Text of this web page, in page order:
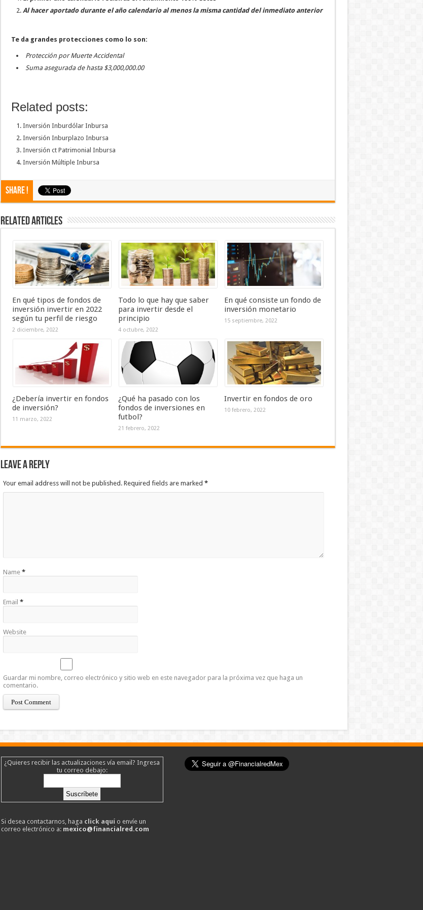
Al hacer aportado durante el año calendario al menos la misma cantidad del inmediato anterior
Te da grandes protecciones como lo son:
Protección por Muerte Accidental
Suma asegurada de hasta $3,000,000.00
Related posts:
Inversión Inburdólar Inbursa
Inversión Inburplazo Inbursa
Inversión ct Patrimonial Inbursa
Inversión Múltiple Inbursa
Share !
Related Articles
En qué tipos de fondos de
inversión invertir en 2022
según tu perfil de riesgo
2 diciembre, 2022
Todo lo que hay que saber
para invertir desde el
principio
4 octubre, 2022
En qué consiste un fondo de
inversión monetario
15 septiembre, 2022
¿Debería invertir en fondos
de inversión?
11 marzo, 2022
¿Qué ha pasado con los
fondos de inversiones en
futbol?
21 febrero, 2022
Invertir en fondos de oro
10 febrero, 2022
Leave a Reply
Your email address will not be published. Required fields are marked *
Name *
Email *
Website
Guardar mi nombre, correo electrónico y sitio web en este navegador para la próxima vez que haga un
comentario.
¿Quieres recibir las actualizaciones vía email? Ingresa
tu correo debajo:
Si desea contactarnos, haga click aquío envíe un
correo electrónico a: mexico@financialred.com